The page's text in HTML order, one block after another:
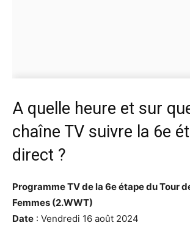
A quelle heure et sur
chaîne TV suivre la 6e
direct ?
Programme TV de la 6e étape du Tour
Femmes (2.WWT)
Date : Vendredi 16 août 2024